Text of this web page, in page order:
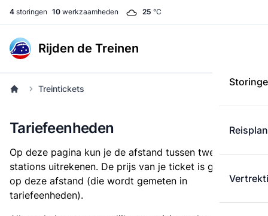
4 storingen 10 werkzaamheden 25 °C
Rijden de Treinen
Treintickets
Tariefeenheden
Op deze pagina kun je de afstand tussen twee
stations uitrekenen. De prijs van je ticket is gebaseerd
op deze afstand (die wordt gemeten in
tariefeenheden).